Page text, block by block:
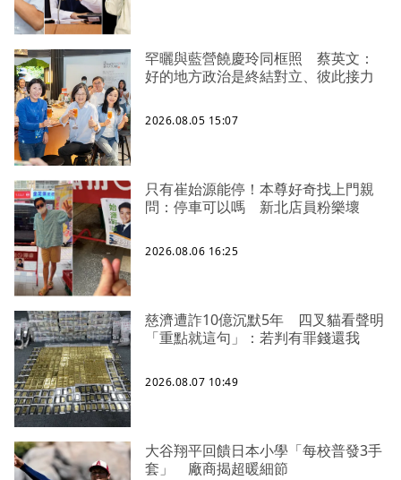
罕曬與藍營饒慶玲同框照 蔡英文：
好的地方政治是終結對立、彼此接力
2026.08.05 15:07
只有崔始源能停！本尊好奇找上門親
問：停車可以嗎 新北店員粉樂壞
2026.08.06 16:25
慈濟遭詐10億沉默5年 四叉貓看聲明
「重點就這句」：若判有罪錢還我
2026.08.07 10:49
大谷翔平回饋日本小學「每校普發3手
套」 廠商揭超暖細節